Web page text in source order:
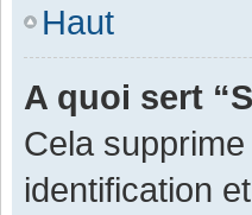
Haut
A quoi sert
Cela
identification